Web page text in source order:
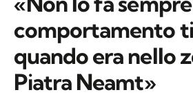
comportamento
quando era nello
Piatra Neamt»